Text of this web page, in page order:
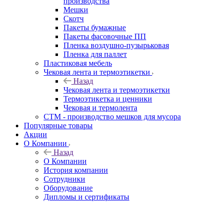
Мешки
Скотч
Пакеты бумажные
Пакеты фасовочные ПП
Пленка воздушно-пузырьковая
Пленка для паллет
Пластиковая мебель
Чековая лента и термоэтикетки
Назад
Чековая лента и термоэтикетки
Термоэтикетка и ценники
Чековая и термолента
СТМ - производство мешков для мусора
Популярные товары
Акции
О Компании
Назад
О Компании
История компании
Сотрудники
Оборудование
Дипломы и сертификаты